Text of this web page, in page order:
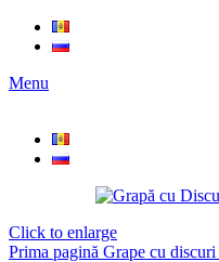
Menu
Click to enlarge
Prima pagină Grape cu discuri